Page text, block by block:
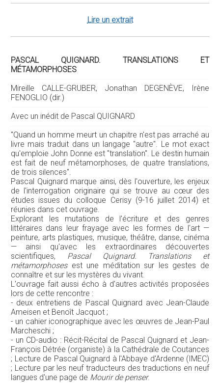
Lire un extrait
PASCAL QUIGNARD. TRANSLATIONS ET
MÉTAMORPHOSES
Mireille CALLE-GRUBER, Jonathan DEGENÈVE, Irène
FENOGLIO (dir.)
Avec un inédit de Pascal QUIGNARD
"Quand un homme meurt un chapitre n'est pas arraché au
livre mais traduit dans un langage "autre". Le mot exact
qu'emploie John Donne est "translation". Le destin humain
est fait de neuf métamorphoses, de quatre translations,
de trois silences".
Pascal Quignard marque ainsi, dès l'ouverture, les enjeux
de l'interrogation originaire qui se trouve au cœur des
études issues du colloque Cerisy (9-16 juillet 2014) et
réunies dans cet ouvrage.
Explorant les mutations de l'écriture et des genres
littéraires dans leur frayage avec les formes de l'art —
peinture, arts plastiques, musique, théâtre, danse, cinéma
— ainsi qu'avec les extraordinaires découvertes
scientifiques, Pascal Quignard. Translations et
métamorphosesest une méditation sur les gestes de
connaître et sur les mystères du vivant.
L'ouvrage fait aussi écho à d'autres activités proposées
lors de cette rencontre :
- deux entretiens de Pascal Quignard avec Jean-Claude
Ameisen et Benoît Jacquot ;
- un cahier iconographique avec les œuvres de Jean-Paul
Marcheschi ;
- un CD-audio : Récit-Récital de Pascal Quignard et Jean-
François Détrée (organiste) à la Cathédrale de Coutances
; Lecture de Pascal Quignard à l'Abbaye d'Ardenne (IMEC)
; Lecture par les neuf traducteurs des traductions en neuf
langues d'une page de Mourir de penser.